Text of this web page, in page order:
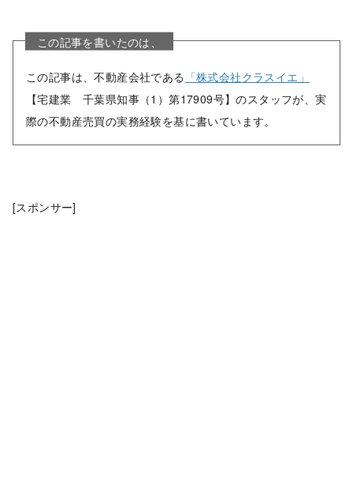
この記事を書いたのは、
この記事は、不動産会社である 「株式会社クラスイエ」
【宅建業 千葉県知事（1）第17909号】のスタッフが、実
際の不動産売買の実務経験を基に書いています。
[スポンサー]